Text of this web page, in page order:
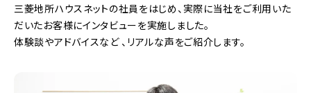
三菱地所ハウスネットの社員をはじめ、実際に当社をご利用いた
だいたお客様にインタビューを実施しました。
体験談やアドバイスなど 、リアルな声をご紹介します。